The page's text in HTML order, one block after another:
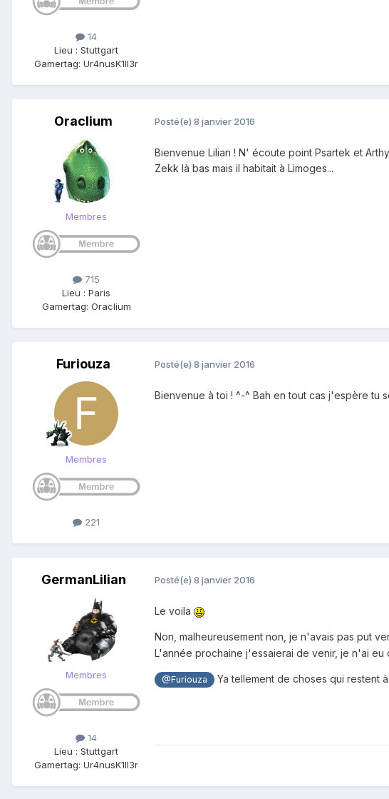
14
Lieu : Stuttgart
Gamertag: Ur4nusK1ll3r
Oraclium
Membres
715
Lieu : Paris
Gamertag: Oraclium
Posté(e) 8 janvier 2016
Bienvenue Lilian ! N' écoute point Psartek et
Zekk là bas mais il habitait à Limoges...
Furiouza
Membres
221
Posté(e) 8 janvier 2016
Bienvenue à toi ! ^-^ Bah en tout cas j'espère tu
GermanLilian
Membres
14
Lieu : Stuttgart
Gamertag: Ur4nusK1ll3r
Posté(e) 8 janvier 2016
Le voila
Non, malheureusement non, je n'avais pas put
L'année prochaine j'essaierai de venir, je n'ai eu
@Furiouza Ya tellement de choses qui restent